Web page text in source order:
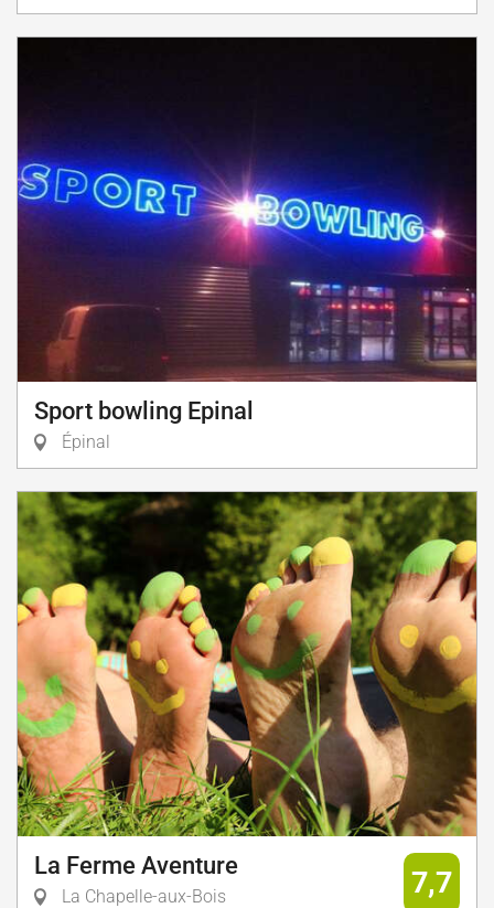
Sport bowling Epinal
Épinal
La Ferme Aventure
La Chapelle-aux-Bois 7,7